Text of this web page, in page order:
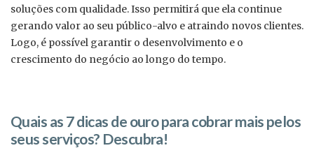
soluções com qualidade. Isso permitirá que ela continue
gerando valor ao seu público-alvo e atraindo novos clientes.
Logo, é possível garantir o desenvolvimento e o
crescimento do negócio ao longo do tempo.
Quais as 7 dicas de ouro para cobrar mais pelos
seus serviços? Descubra!